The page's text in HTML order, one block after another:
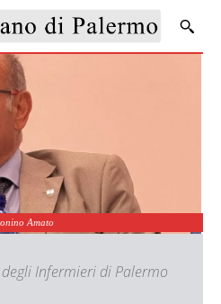
Amato
Infermieri di Palermo